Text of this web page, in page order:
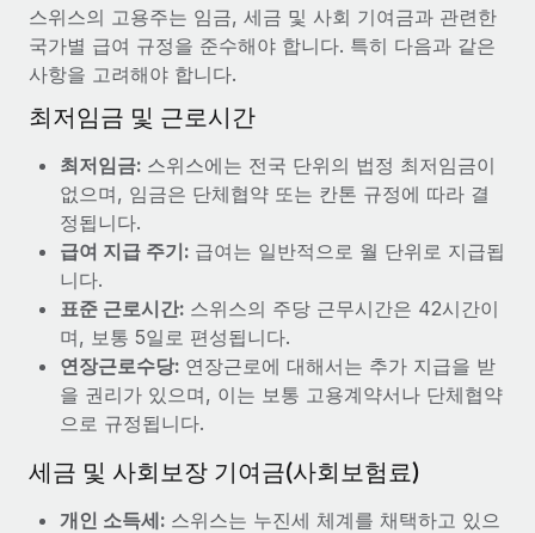
전 세계 IT 장비 제공 및 추적 관리
법인 설립
법인 설립을 빠르고 준법적으로 지원
글로벌 인재 이동 및 전근
직원 해외 이전을 간편하게 처리
복리후생
손쉬운 직원 복리후생 관리
(DevOps/MLOps)에게 AI 네이티브...
자세히 알아보기
트너십을 맺은 Reverse Tech
Reverse Tech 한눈에 보기 건강 및 웰니스 스타트업인 Reverse
Tech는 Remote와 파트너십을 맺고 글로벌 계약직 인력 및 미국
급여 관리를 통해 국제 노동법...
자세히 알아보기
EOR 및 PEO
계약자 관리
세금
블로그 둘러보기
블로그
Remote 제품 관련 소식: Gusto 및 Xero와의 통합과
Remote Contractor Management Plus
Remote의 사명은 모든 규모의 기업이 전 세계 어디서든 업무에 가
장 적합 사람을 찾아 채용 및 관리하고 급여를 지급하도록 돕는 것
입니다. 이를 위해 최근 몇 주 동안 새로운...
자세히 알아보기
스위스의 고용주는 임금, 세금 및 사회 기여금과 관련한
국가별 급여 규정을 준수해야 합니다. 특히 다음과 같은
사항을 고려해야 합니다.
최저임금 및 근로시간
최저임금: 스위스에는 전국 단위의 법정 최저임금이
없으며, 임금은 단체협약 또는 칸톤 규정에 따라 결
정됩니다.
급여 지급 주기: 급여는 일반적으로 월 단위로 지급됩
니다.
표준 근로시간: 스위스의 주당 근무시간은 42시간이
며, 보통 5일로 편성됩니다.
연장근로수당: 연장근로에 대해서는 추가 지급을 받
을 권리가 있으며, 이는 보통 고용계약서나 단체협약
으로 규정됩니다.
세금 및 사회보장 기여금(사회보험료)
개인 소득세: 스위스는 누진세 체계를 채택하고 있으